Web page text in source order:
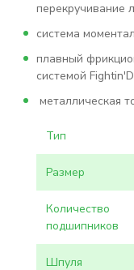
перекручивание
система
плавный
системой
металлическая
Тип
Размер
Количество
подшипников
Шпуля